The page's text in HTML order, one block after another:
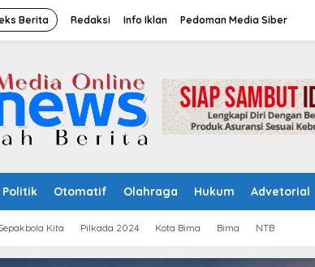
Berita Redaksi Info Iklan Pedoman Media Siber
Politik Otomatif Olahraga Hukum Advetorial
Kita Pilkada 2024 Kota Bima Bima NTB